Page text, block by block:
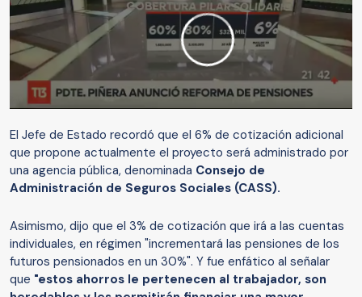
El Jefe de Estado recordó que el 6% de cotización adicional
que propone actualmente el proyecto será administrado por
una agencia pública, denominada Consejo de
Administración de Seguros Sociales (CASS).
Asimismo, dijo que el 3% de cotización que irá a las cuentas
individuales, en régimen "incrementará las pensiones de los
futuros pensionados en un 30%". Y fue enfático al señalar
que "estos ahorros le pertenecen al trabajador, son